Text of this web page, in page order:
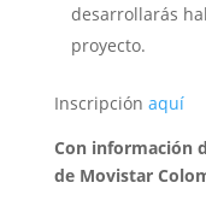
desarrollarás
proyecto.
Inscripción aquí
Con información
de Movistar